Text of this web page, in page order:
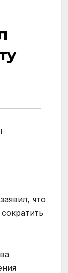
что